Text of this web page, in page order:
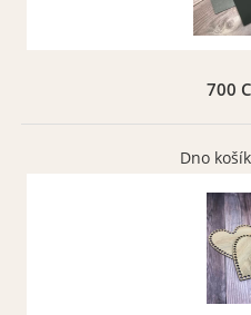
700
Dno